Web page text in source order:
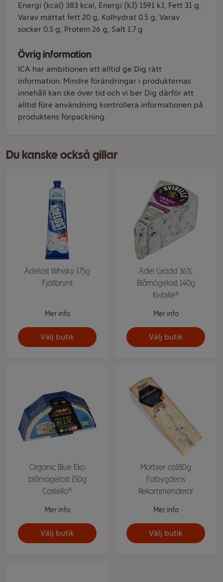
Energi (kcal) 383 kcal, Energi (kJ) 1591 kJ, Fett 31 g,
Varav mättat fett 20 g, Kolhydrat 0.5 g, Varav
socker 0.5 g, Protein 26 g, Salt 1.7 g
Övrig information
ICA har ambitionen att alltid ge Dig rätt
information. Mindre förändringar i produkternas
innehåll kan ske över tid och vi ber Dig därför att
alltid före användning kontrollera informationen på
produktens förpackning.
Du kanske också gillar
Ädelost Whisky 175g
Fjällbrynt
Mer info
Välj butik
Ädel Grädd 36%
Blåmögelost 140g
Kvibille®
Mer info
Välj butik
Organic Blue Eko
blåmögelost 150g
Castello®
Mer info
Välj butik
Morbier ca180g
Falbygdens
Rekommenderar
Mer info
Välj butik